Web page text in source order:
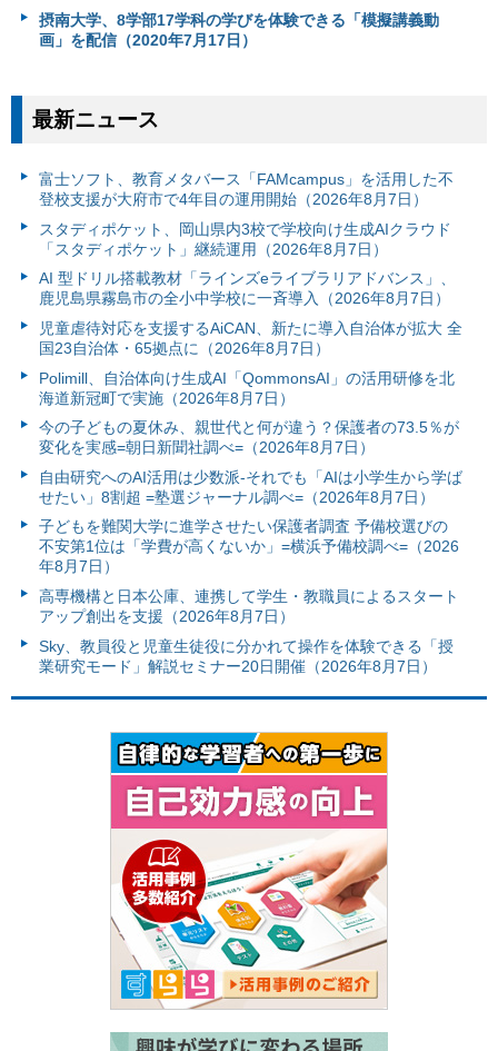
摂南大学、8学部17学科の学びを体験できる「模擬講義動
画」を配信（2020年7月17日）
最新ニュース
富⼠ソフト、教育メタバース「FAMcampus」を活用した不
登校支援が大府市で4年目の運用開始（2026年8月7日）
スタディポケット、岡山県内3校で学校向け生成AIクラウド
「スタディポケット」継続運用（2026年8月7日）
AI 型ドリル搭載教材「ラインズeライブラリアドバンス」、
鹿児島県霧島市の全小中学校に一斉導入（2026年8月7日）
児童虐待対応を支援するAiCAN、新たに導入自治体が拡大 全
国23自治体・65拠点に（2026年8月7日）
Polimill、自治体向け生成AI「QommonsAI」の活用研修を北
海道新冠町で実施（2026年8月7日）
今の子どもの夏休み、親世代と何が違う？保護者の73.5％が
変化を実感=朝日新聞社調べ=（2026年8月7日）
自由研究へのAI活用は少数派-それでも「AIは小学生から学ば
せたい」8割超 =塾選ジャーナル調べ=（2026年8月7日）
子どもを難関大学に進学させたい保護者調査 予備校選びの
不安第1位は「学費が高くないか」=横浜予備校調べ=（2026
年8月7日）
高専機構と日本公庫、連携して学生・教職員によるスタート
アップ創出を支援（2026年8月7日）
Sky、教員役と児童生徒役に分かれて操作を体験できる「授
業研究モード」解説セミナー20日開催（2026年8月7日）